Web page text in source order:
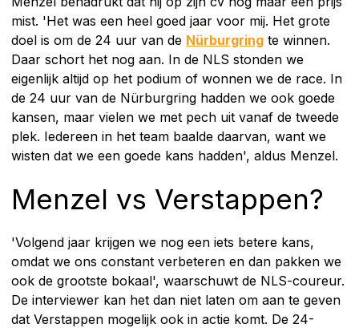
mist. 'Het was een heel goed jaar voor mij. Het grote
doel is om de 24 uur van de Nürburgring te winnen.
Daar schort het nog aan. In de NLS stonden we
eigenlijk altijd op het podium of wonnen we de race. In
de 24 uur van de Nürburgring hadden we ook goede
kansen, maar vielen we met pech uit vanaf de tweede
plek. Iedereen in het team baalde daarvan, want we
wisten dat we een goede kans hadden', aldus Menzel.
Menzel vs Verstappen?
'Volgend jaar krijgen we nog een iets betere kans,
omdat we ons constant verbeteren en dan pakken we
ook de grootste bokaal', waarschuwt de NLS-coureur.
De interviewer kan het dan niet laten om aan te geven
dat Verstappen mogelijk ook in actie komt. De 24-